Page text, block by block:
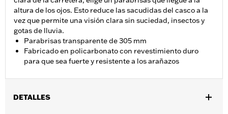
altura de los ojos. Esto reduce las sacudidas del casco a la
vez que permite una visión clara sin suciedad, insectos y
gotas de lluvia.
Parabrisas transparente de 305 mm
Fabricado en policarbonato con revestimiento duro
para que sea fuerte y resistente a los arañazos
DETALLES